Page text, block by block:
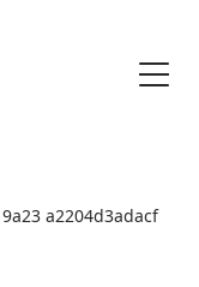
a2204d3adacf